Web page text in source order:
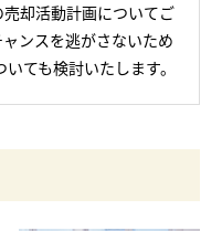
却活動計画についてご
ンスを逃がさないため
ても検討いたします。